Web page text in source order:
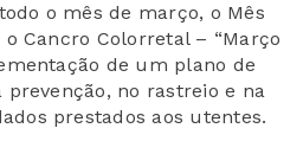
o mês de março, o Mês
Cancro Colorretal – “Março
de um plano de
no rastreio e na
prestados aos utentes.